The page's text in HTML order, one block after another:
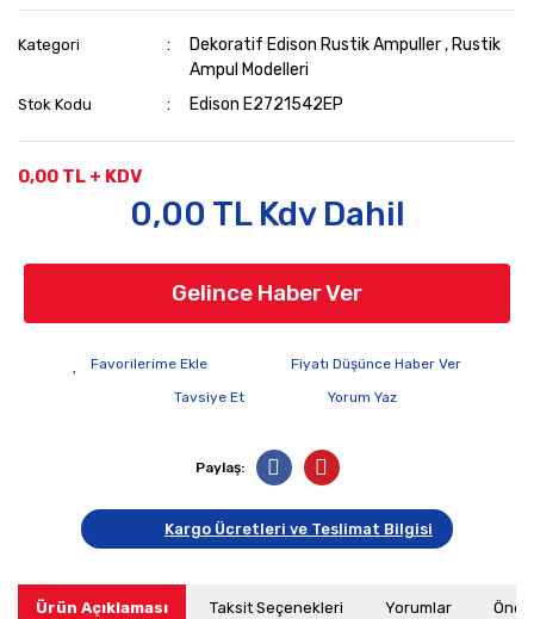
Kategori Dekoratif Edison Rustik Ampuller, Rustik
Ampul Modelleri
Stok Kodu Edison E2721542EP
0,00 TL + KDV
0,00 TL Kdv Dahil
Gelince Haber Ver
Fiyatı Düşünce Haber Ver
Tavsiye Et
Yorum Yaz
Paylaş:
Kargo Ücretleri ve Teslimat Bilgisi
Ürün Açıklaması Taksit Seçenekleri Yorumlar